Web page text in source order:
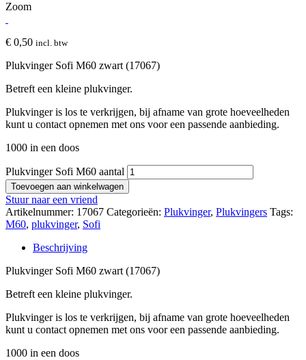
Zoom
€ 0,50 incl. btw
Plukvinger Sofi M60 zwart (17067)
Betreft een kleine plukvinger.
Plukvinger is los te verkrijgen, bij afname van grote hoeveelheden
kunt u contact opnemen met ons voor een passende aanbieding.
1000 in een doos
Plukvinger Sofi M60 aantal
Toevoegen aan winkelwagen
Stuur naar een vriend
Artikelnummer: 17067 Categorieën: Plukvinger, Plukvingers Tags:
M60, plukvinger, Sofi
Beschrijving
Plukvinger Sofi M60 zwart (17067)
Betreft een kleine plukvinger.
Plukvinger is los te verkrijgen, bij afname van grote hoeveelheden
kunt u contact opnemen met ons voor een passende aanbieding.
1000 in een doos